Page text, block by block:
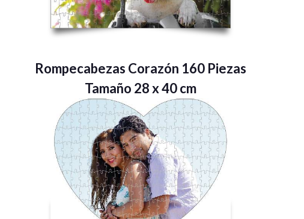
Rompecabezas Corazón 160 Piezas
Tamaño 28 x 40 cm